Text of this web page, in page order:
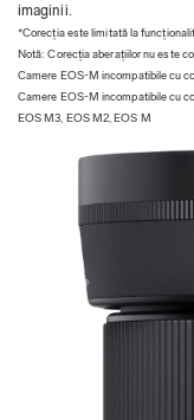
imaginii.
*Corecția este limitată la
Notă: Corecția aberațiilor nu este
Camere EOS-M incompatibile cu
Camere EOS-M incompatibile cu
EOS M3, EOS M2, EOS M